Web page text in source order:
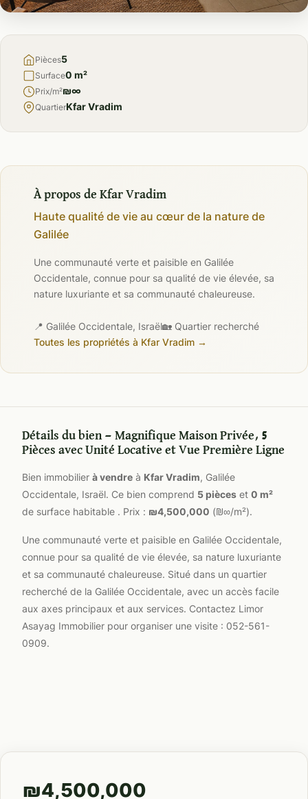
À
Pièces5
Surface0 m²
Prix/m²₪∞
QuartierKfar Vradim
À propos de Kfar Vradim
Haute qualité de vie au cœur de la nature de
Galilée
Une communauté verte et paisible en Galilée
Occidentale, connue pour sa qualité de vie élevée, sa
nature luxuriante et sa communauté chaleureuse.
📍 Galilée Occidentale, Israël🏡 Quartier recherché
Toutes les propriétés à Kfar Vradim →
Détails du bien — Magnifique Maison Privée, 5
Pièces avec Unité Locative et Vue Première Ligne
Bien immobilier à vendre à Kfar Vradim, Galilée
Occidentale, Israël. Ce bien comprend 5 pièces et 0 m²
de surface habitable . Prix : ₪4,500,000 (₪∞/m²).
Une communauté verte et paisible en Galilée Occidentale,
connue pour sa qualité de vie élevée, sa nature luxuriante
et sa communauté chaleureuse. Situé dans un quartier
recherché de la Galilée Occidentale, avec un accès facile
aux axes principaux et aux services. Contactez Limor
Asayag Immobilier pour organiser une visite : 052-561-
0909.
₪4,500,000